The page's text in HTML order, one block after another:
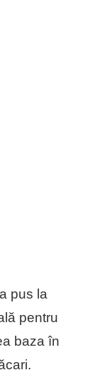
pus la
pentru
baza în